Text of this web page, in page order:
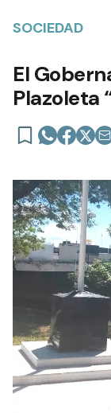
SOCIEDAD
El
Plazoleta